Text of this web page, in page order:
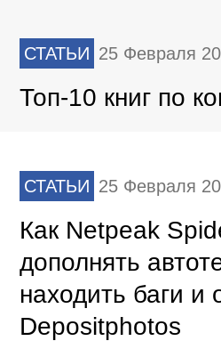
СТАТЬИ 25 Февраля
Топ-10 книг по
СТАТЬИ 25 Февраля
Как Netpeak
дополнять
находить баги и
Depositphotos